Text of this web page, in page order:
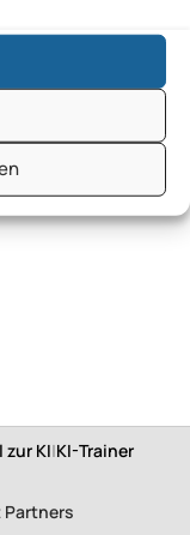
zur KI|KI-Trainer